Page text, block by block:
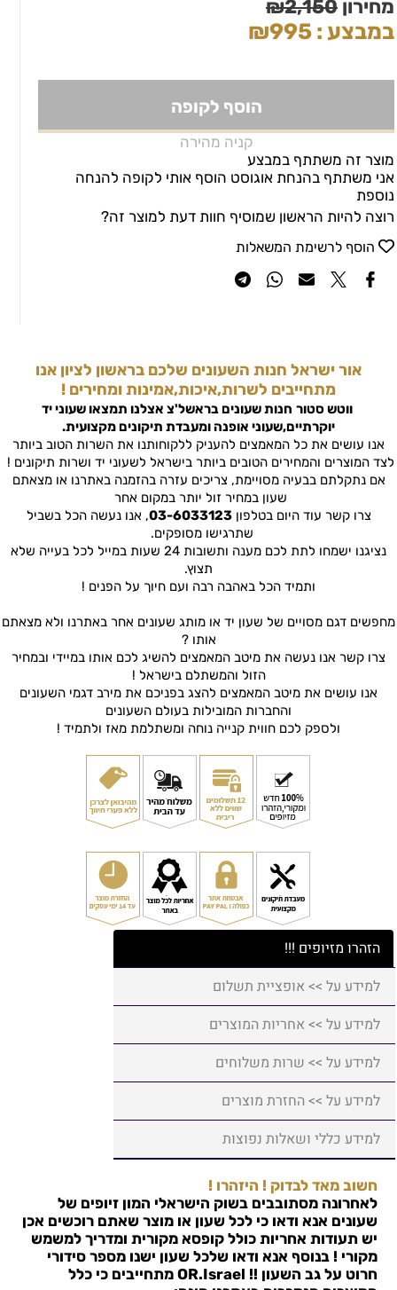
מחירון ₪2,150
במבצע : ₪995
הוסף לקופה
קניה מהירה
מוצר זה משתתף במבצע
אני משתתף בהנחת אוגוסט הוסף אותי לקופה להנחה
נוספת
רוצה להיות הראשון שמוסיף חוות דעת למוצר זה?
הוסף לרשימת המשאלות
אור ישראל חנות השעונים שלכם בראשון לציון אנו
מתחייבים לשרות,איכות,אמינות ומחירים !
ווטש סטור חנות שעונים בראשל'צ אצלנו תמצאו שעוני יד
יוקרתיים,שעוני אופנה ומעבדת תיקונים מקצועית.
אנו עושים את כל המאמצים להעניק ללקוחותנו את השרות הטוב ביותר
לצד המוצרים והמחירים הטובים ביותר בישראל לשעוני יד ושרות תיקונים !
אם נתקלתם בבעיה מסויימת, צריכים עזרה בהזמנה באתרנו או מצאתם
שעון במחיר זול יותר במקום אחר
צרו קשר עוד היום בטלפון03-6033123, אנו נעשה הכל בשביל
שתרגישו מסופקים.
נציגנו ישמחו לתת לכם מענה ותשובות 24 שעות במייל לכל בעייה שלא
תצוץ.
ותמיד הכל באהבה רבה ועם חיוך על הפנים !
מחפשים דגם מסויים של שעון יד או מותג שעונים אחר באתרנו ולא מצאתם
אותו ?
צרו קשר אנו נעשה את מיטב המאמצים להשיג לכם אותו במיידי ובמחיר
הזול והמשתלם בישראל !
אנו עושים את מיטב המאמצים להצג בפניכם את מירב דגמי השעונים
והחברות המובילות בעולם השעונים
ולספק לכם חווית קנייה נוחה ומשתלמת מאז ולתמיד !
הזהרו מזיופים !!!
למידע על >> אופציית תשלום
למידע על >> אחריות המוצרים
למידע על >> שרות משלוחים
למידע על >> החזרת מוצרים
למידע כללי ושאלות נפוצות
חשוב מאד לבדוק ! היזהרו !
לאחרונה מסתובבים בשוק הישראלי המון זיופים של
שעונים אנא ודאו כי לכל שעון או מוצר שאתם רוכשים אכן
יש תעודות אחריות כולל קופסא מקורית ומדריך למשמש
מקורי ! בנוסף אנא ודאו שלכל שעון ישנו מספר סידורי
חרוט על גב השעון !! OR.Israel מתחייבים כי כלל